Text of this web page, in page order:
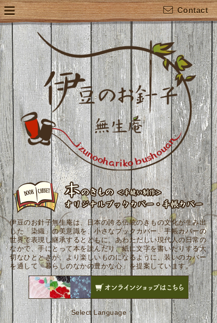
Contact
伊豆のお針子無生庵は、日本の誇る伝統のきもの文化が生み出
した「染織」の美意識を、小さなブックカバー、手帳カバーの
世界で表現し継承するとともに、あわただしい現代人の日常の
なかで、手にとって本を読んだり、紙に文字を書いたりする大
切なひとときが、より楽しいものになるように、装いのカバー
を通して「暮らしのなかの豊かな心」を提案しています。
Select Language ▼